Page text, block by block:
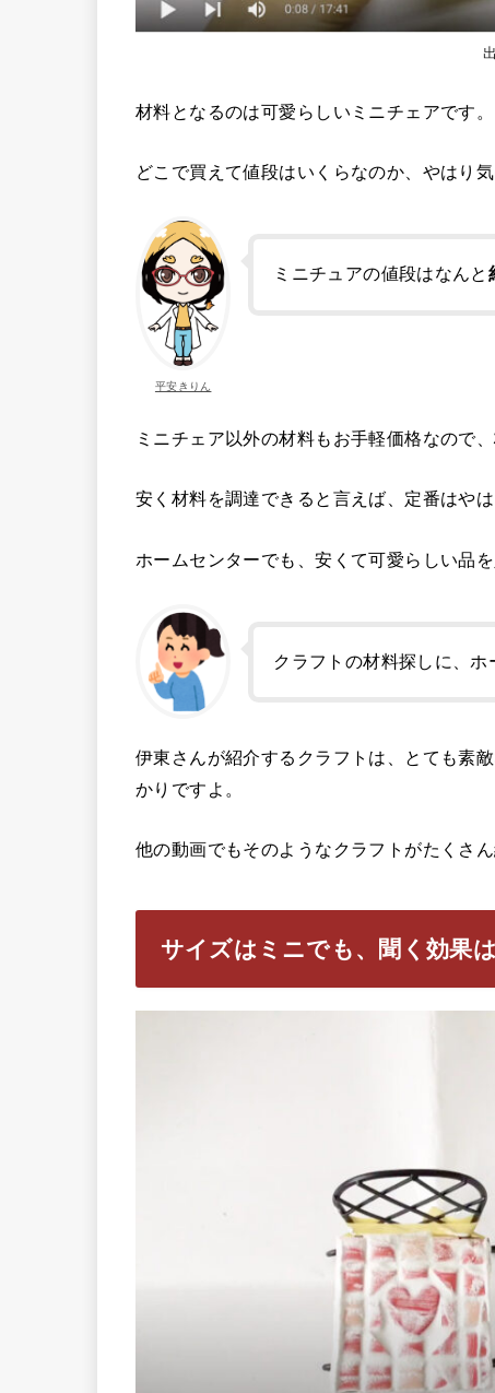
材料となるのは可愛らしいミニチェアです。
どこで買えて値段はいくらなのか、やはり気
平安きりん
ミニチュアの値段はなんと
ミニチェア以外の材料もお手軽価格なので、
安く材料を調達できると言えば、定番はや
ホームセンターでも、安くて可愛らしい品
クラフトの材料探しに、ホ
伊東さんが紹介するクラフトは、とても素
かりですよ。
他の動画でもそのようなクラフトがたくさ
サイズはミニでも、聞く効果